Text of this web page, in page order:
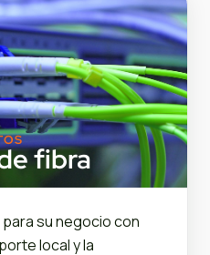
fibra
su negocio con
local y la